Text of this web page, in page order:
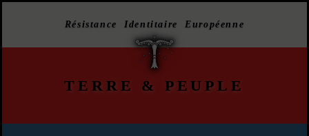
Résistance Identitaire Européenne
TERRE & PEUPLE